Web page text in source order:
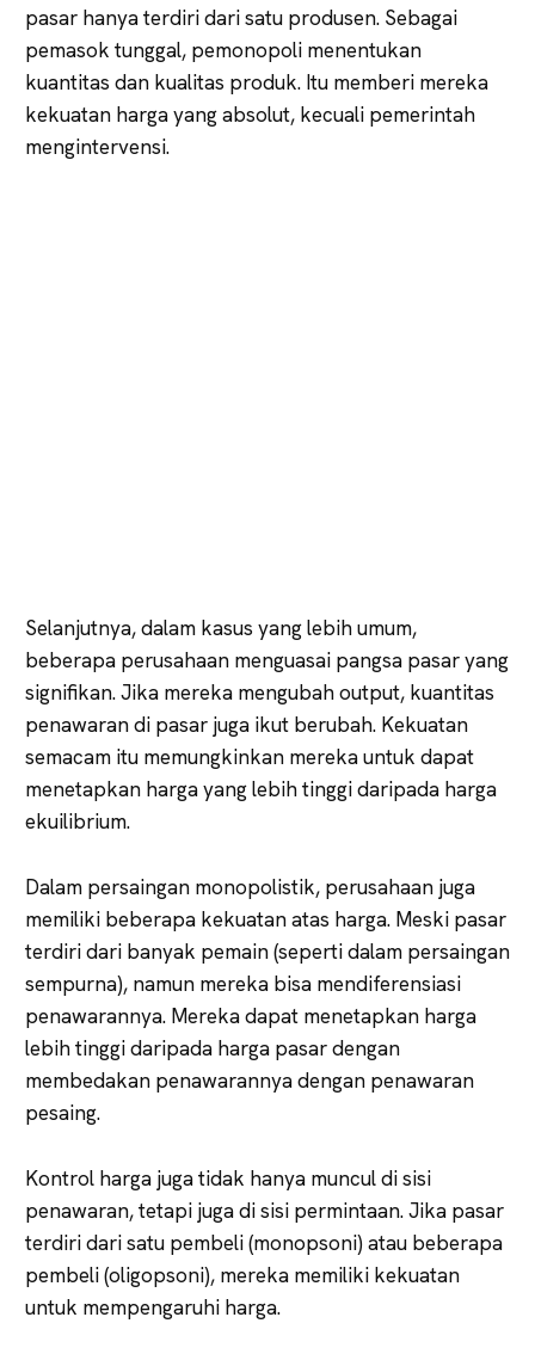
pasar hanya terdiri dari satu produsen. Sebagai
pemasok tunggal, pemonopoli menentukan
kuantitas dan kualitas produk. Itu memberi mereka
kekuatan harga yang absolut, kecuali pemerintah
mengintervensi.
Selanjutnya, dalam kasus yang lebih umum,
beberapa perusahaan menguasai pangsa pasar yang
signifikan. Jika mereka mengubah output, kuantitas
penawaran di pasar juga ikut berubah. Kekuatan
semacam itu memungkinkan mereka untuk dapat
menetapkan harga yang lebih tinggi daripada harga
ekuilibrium.
Dalam persaingan monopolistik, perusahaan juga
memiliki beberapa kekuatan atas harga. Meski pasar
terdiri dari banyak pemain (seperti dalam persaingan
sempurna), namun mereka bisa mendiferensiasi
penawarannya. Mereka dapat menetapkan harga
lebih tinggi daripada harga pasar dengan
membedakan penawarannya dengan penawaran
pesaing.
Kontrol harga juga tidak hanya muncul di sisi
penawaran, tetapi juga di sisi permintaan. Jika pasar
terdiri dari satu pembeli (monopsoni) atau beberapa
pembeli (oligopsoni), mereka memiliki kekuatan
untuk mempengaruhi harga.